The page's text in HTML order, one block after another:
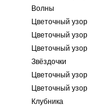
Волны
Цветочный узор
Цветочный узор
Цветочный узор
Звёздочки
Цветочный узор
Цветочный узор
Клубника